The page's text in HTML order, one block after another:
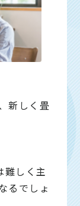
新しく畳
難しく主
るでしょ